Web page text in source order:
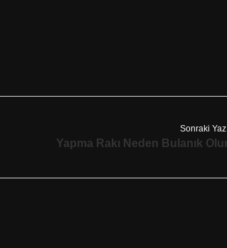
Sonraki
Yapma Rakı Neden Bulanık